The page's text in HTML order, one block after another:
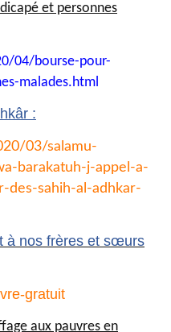
et personnes
04/bourse-pour-
malades.html
:
03/salamu-
barakatuh-j-appel-a-
des-sahih-al-adhkar-
à nos frères et sœurs
gratuit
aux pauvres en